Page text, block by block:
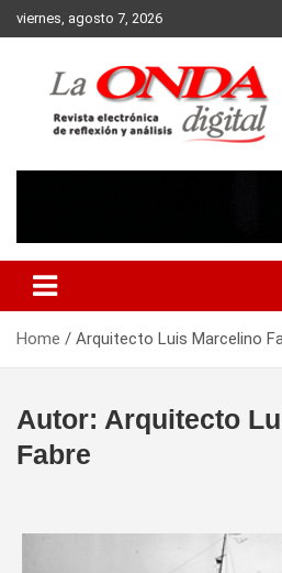
Skip
to
viernes, agosto 7, 2026
Home Arquitecto Luis Marcelino
Autor: Arquitecto
Fabre